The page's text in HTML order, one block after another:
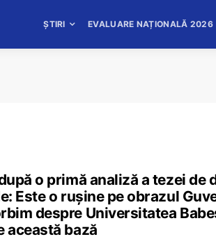
ȘTIRI EVALUARE NAȚIONALĂ 2026
o primă analiză a tezei
Este o rușine pe obrazul
despre Universitatea
această bază